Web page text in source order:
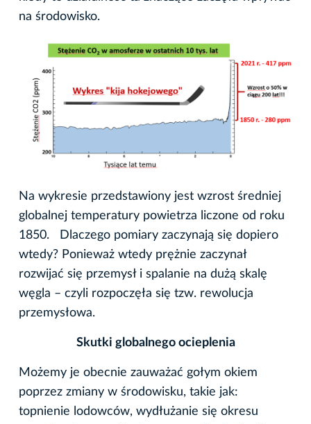
na środowisko.
Na wykresie przedstawiony jest wzrost średniej
globalnej temperatury powietrza liczone od roku
1850. Dlaczego pomiary zaczynają się dopiero
wtedy? Ponieważ wtedy prężnie zaczynał
rozwijać się przemysł i spalanie na dużą skalę
węgla – czyli rozpoczęła się tzw. rewolucja
przemysłowa.
Skutki globalnego ocieplenia
Możemy je obecnie zauważać gołym okiem
poprzez zmiany w środowisku, takie jak:
topnienie lodowców, wydłużanie się okresu